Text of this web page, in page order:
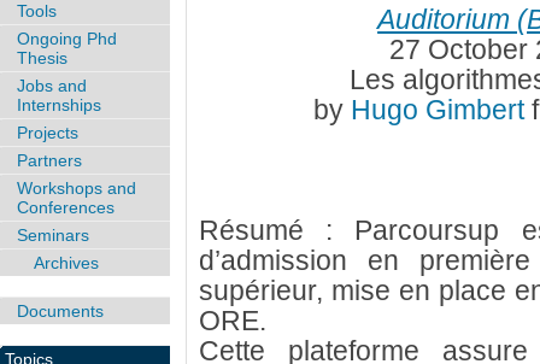
Auditorium
27 October
Les
by Hugo Gimbert
Résumé : Parcoursup
d’admission en
supérieur, mise en place
ORE.
Cette plateforme
Tools
Ongoing Phd
Thesis
Jobs and
Internships
Projects
Partners
Workshops and
Conferences
Seminars
Archives
Documents
Topics